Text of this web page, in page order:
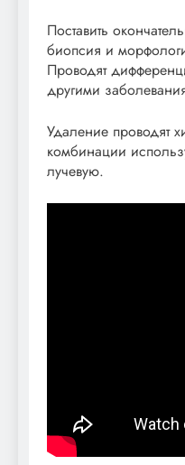
Поставить
биопсия и
Проводят
другими
Удаление проводят
комбинации
лучевую.